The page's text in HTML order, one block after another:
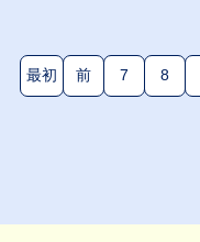
最初 前 7 8